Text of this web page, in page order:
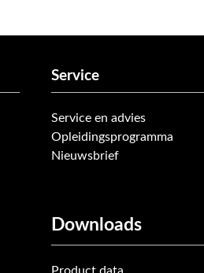
Service
Service en advies
Opleidingsprogramma
Nieuwsbrief
Downloads